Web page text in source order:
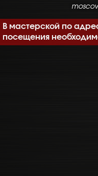
В мастерской по
посещения